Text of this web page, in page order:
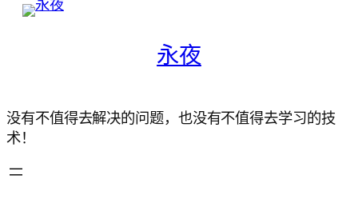
永夜
没有不值得去解决的问题，也没有不值得去学习的技
术！